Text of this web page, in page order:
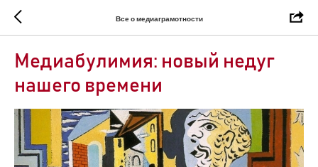
Все о медиаграмотности
Медиабулимия: новый недуг
нашего времени